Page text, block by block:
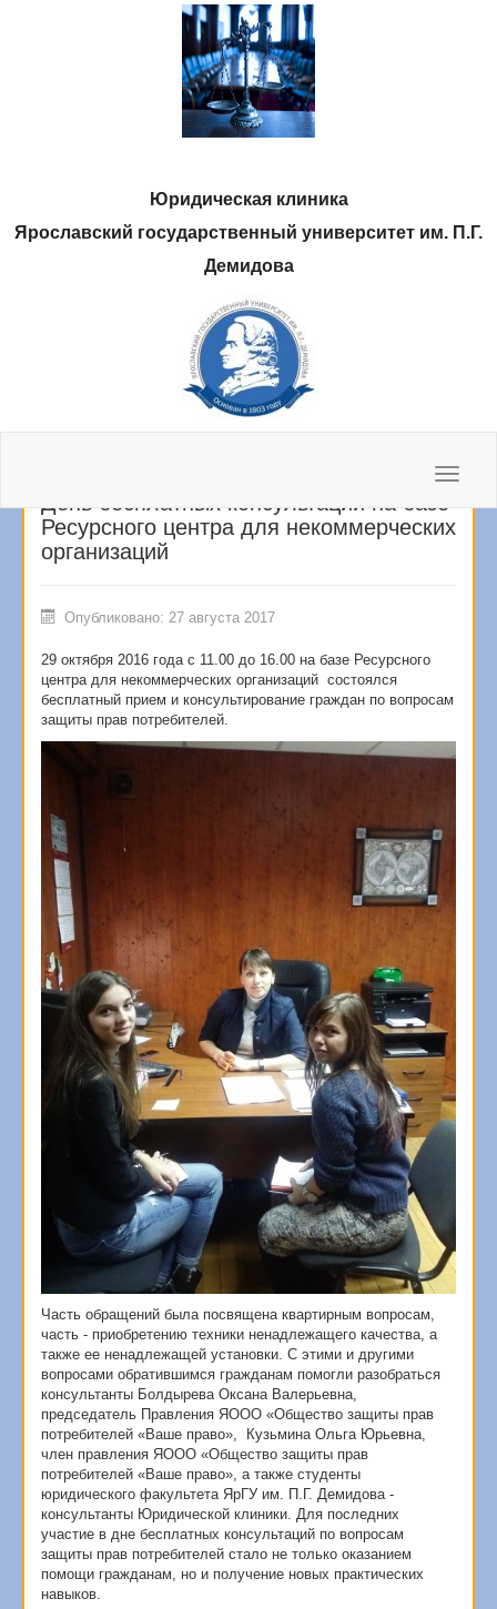
Юридическая клиника
Ярославский государственный университет им. П.Г.
Демидова
Toggle
Нас спрашивают, мы отвечаем
Методические материалы
День бесплатных консультаций на базе
Ресурсного центра для некоммерческих
организаций
Опубликовано: 27 августа 2017
29 октября 2016 года с 11.00 до 16.00 на базе Ресурсного
центра для некоммерческих организаций состоялся
бесплатный прием и консультирование граждан по вопросам
защиты прав потребителей.
Часть обращений была посвящена квартирным вопросам,
часть - приобретению техники ненадлежащего качества, а
также ее ненадлежащей установки. С этими и другими
вопросами обратившимся гражданам помогли разобраться
консультанты Болдырева Оксана Валерьевна,
председатель Правления ЯООО «Общество защиты прав
потребителей «Ваше право», Кузьмина Ольга Юрьевна,
член правления ЯООО «Общество защиты прав
потребителей «Ваше право», а также студенты
юридического факультета ЯрГУ им. П.Г. Демидова -
консультанты Юридической клиники. Для последних
участие в дне бесплатных консультаций по вопросам
защиты прав потребителей стало не только оказанием
помощи гражданам, но и получение новых практических
навыков.